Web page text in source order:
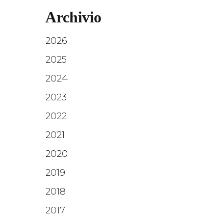
Archivio
2026
2025
2024
2023
2022
2021
2020
2019
2018
2017